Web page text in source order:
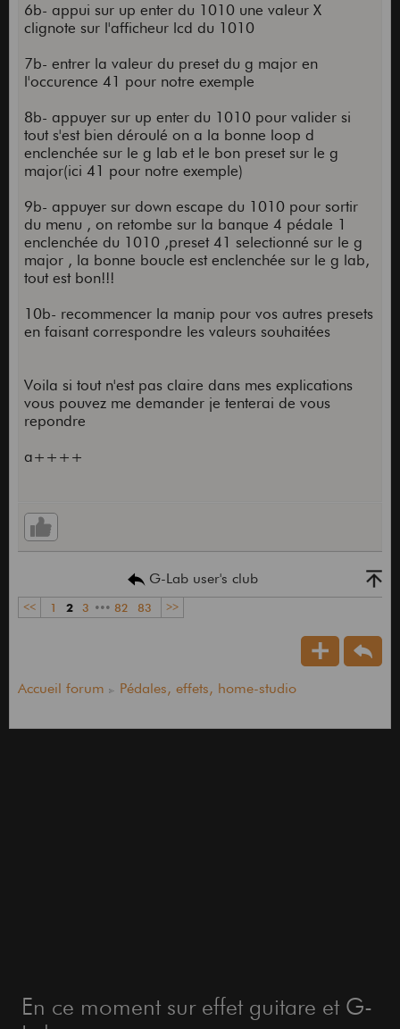
6b- appui sur up enter du 1010 une valeur X
clignote sur l'afficheur lcd du 1010
7b- entrer la valeur du preset du g major en
l'occurence 41 pour notre exemple
8b- appuyer sur up enter du 1010 pour valider si
tout s'est bien déroulé on a la bonne loop d
enclenchée sur le g lab et le bon preset sur le g
major(ici 41 pour notre exemple)
9b- appuyer sur down escape du 1010 pour sortir
du menu , on retombe sur la banque 4 pédale 1
enclenchée du 1010 ,preset 41 selectionné sur le g
major , la bonne boucle est enclenchée sur le g lab,
tout est bon!!!
10b- recommencer la manip pour vos autres presets
en faisant correspondre les valeurs souhaitées
Voila si tout n'est pas claire dans mes explications
vous pouvez me demander je tenterai de vous
repondre
a++++
G-Lab user's club
<< 1 2 3 ••• 82 83 >>
Accueil forum Pédales, effets, home-studio
En ce moment sur effet guitare et G-